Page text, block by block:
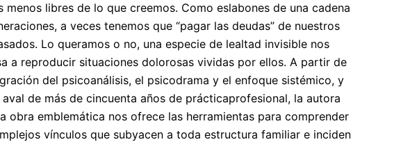
menos libres de lo que creemos. Como eslabones de una cadena
a veces tenemos que “pagar las deudas” de nuestros
Lo queramos o no, una especie de lealtad invisible nos
a reproducir situaciones dolorosas vividas por ellos. A partir de
del psicoanálisis, el psicodrama y el enfoque sistémico, y
de más de cincuenta años de prácticaprofesional, la autora
obra emblemática nos ofrece las herramientas para comprender
vínculos que subyacen a toda estructura familiar e inciden